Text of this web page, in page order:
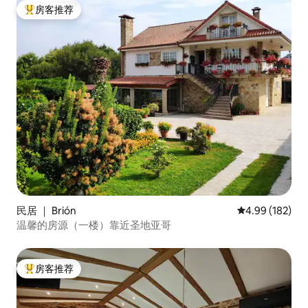
热门「房客推荐」
房客推荐
民居 ｜ Brión 平均评分 4.99
4.99 (182)
温馨的房源（一楼）靠近圣地亚哥
热门「房客推荐」
房客推荐